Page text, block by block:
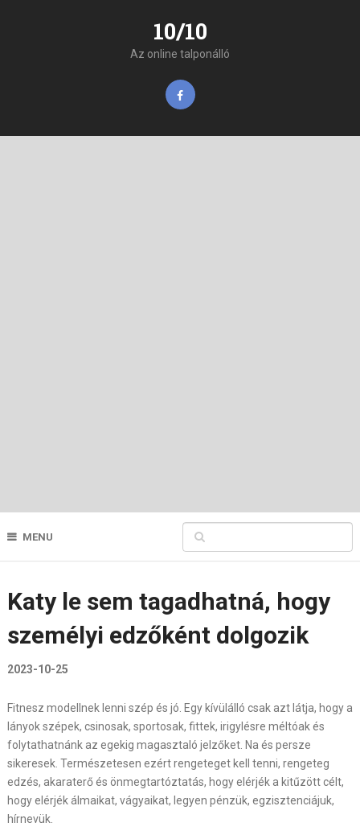
10/10
Az online talponálló
MENU
Katy le sem tagadhatná, hogy
személyi edzőként dolgozik
2023-10-25
Fitnesz modellnek lenni szép és jó. Egy kívülálló csak azt látja, hogy a
lányok szépek, csinosak, sportosak, fittek, irigylésre méltóak és
folytathatnánk az egekig magasztaló jelzőket. Na és persze
sikeresek. Természetesen ezért rengeteget kell tenni, rengeteg
edzés, akaraterő és önmegtartóztatás, hogy elérjék a kitűzött célt,
hogy elérjék álmaikat, vágyaikat, legyen pénzük, egzisztenciájuk,
hírnevük.